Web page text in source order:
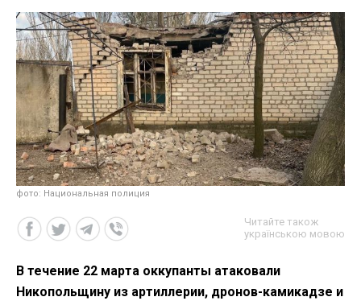
фото: Национальная полиция
Читайте також
українською мовою
В течение 22 марта оккупанты атаковали
Никопольщину из артиллерии, дронов-камикадзе и